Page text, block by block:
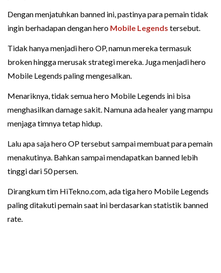
Dengan menjatuhkan banned ini, pastinya para pemain tidak
ingin berhadapan dengan hero Mobile Legends tersebut.
Tidak hanya menjadi hero OP, namun mereka termasuk
broken hingga merusak strategi mereka. Juga menjadi hero
Mobile Legends paling mengesalkan.
Menariknya, tidak semua hero Mobile Legends ini bisa
menghasilkan damage sakit. Namuna ada healer yang mampu
menjaga timnya tetap hidup.
Lalu apa saja hero OP tersebut sampai membuat para pemain
menakutinya. Bahkan sampai mendapatkan banned lebih
tinggi dari 50 persen.
Dirangkum tim HiTekno.com, ada tiga hero Mobile Legends
paling ditakuti pemain saat ini berdasarkan statistik banned
rate.